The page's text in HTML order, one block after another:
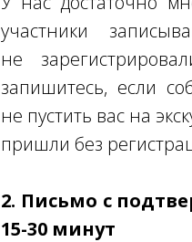
участники
не
запишитесь, если
не пустить вас на
пришли без
2. Письмо с
15-30 минут